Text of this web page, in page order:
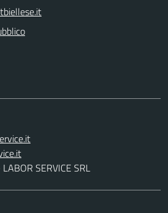
SERVICE SRL